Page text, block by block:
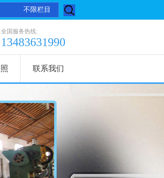
8月，是集研发、生产、销售橡胶制品，尼龙制
全国服务热线:
13483631990
联系我们